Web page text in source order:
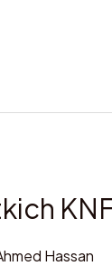
Hassan